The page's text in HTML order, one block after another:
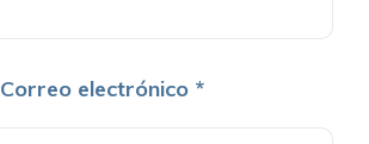
Correo electrónico *